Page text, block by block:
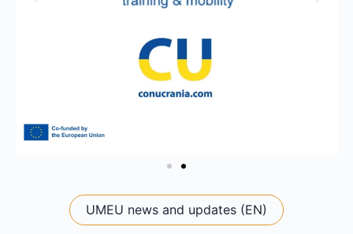
UMEU news and updates (EN)